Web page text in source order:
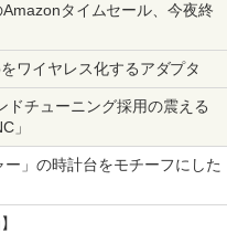
タイムセール、今夜終
ワイヤレス化するアダプタ
ドチューニング採用の震える
」
ー」の時計台をモチーフにした